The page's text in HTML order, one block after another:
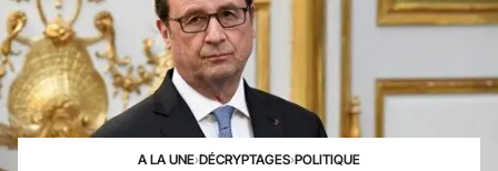
A LA UNE›DÉCRYPTAGES›POLITIQUE